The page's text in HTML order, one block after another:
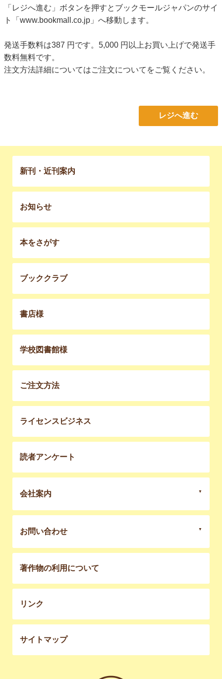
「レジへ進む」ボタンを押すとブックモールジャパンのサイ
ト「www.bookmall.co.jp」へ移動します。
発送手数料は387 円です。5,000 円以上お買い上げで発送手
数料無料です。
注文方法詳細についてはご注文について をご覧ください。
レジへ進む
新刊・近刊案内
お知らせ
本をさがす
ブッククラブ
書店様
学校図書館様
ご注文方法
ライセンスビジネス
読者アンケート
会社案内
お問い合わせ
著作物の利用について
リンク
サイトマップ